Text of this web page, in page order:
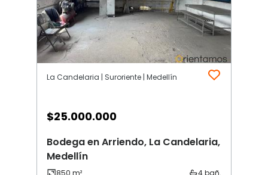
La Candelaria | Suroriente | Medellín
$25.000.000
Bodega en Arriendo, La Candelaria,
Medellín